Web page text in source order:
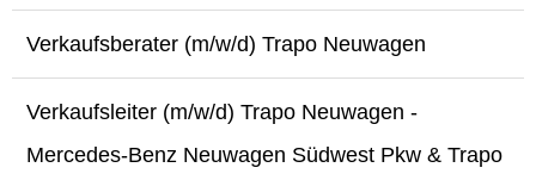
Verkaufsberater (m/w/d) Trapo Neuwagen
Verkaufsleiter (m/w/d) Trapo Neuwagen -
Mercedes-Benz Neuwagen Südwest Pkw & Trapo